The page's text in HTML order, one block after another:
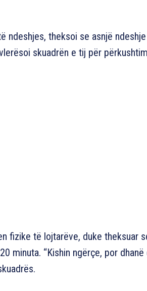
ndeshjes, theksoi se asnjë
skuadrën e tij për
fizike të lojtarëve, duke theksuar
minuta. “Kishin ngërçe, por dhanë